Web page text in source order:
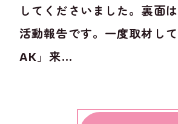
してくださいました。裏面
活動報告です。一度取材し
AK」来...